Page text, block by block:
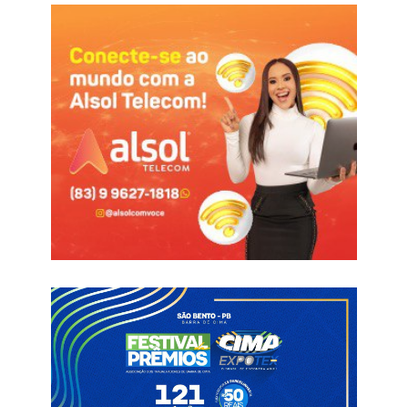
indicação do deputado federal Gervásio Maia (PSB).